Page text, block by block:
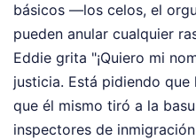
básicos —los celos, el
pueden anular cualquier
Eddie grita "¡Quiero mi
justicia. Está pidiendo
que él mismo tiró a la
inspectores de